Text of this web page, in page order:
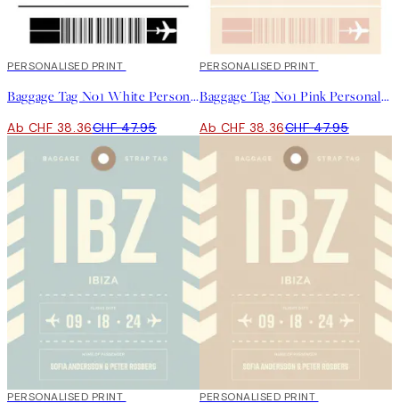
20%*
PERSONALISED PRINT
Baggage Tag No1 White Personal Poster
Ab CHF 38.36CHF 47.95
20%*
PERSONALISED PRINT
Baggage Tag No1 Pink Personal Poster
Ab CHF 38.36CHF 47.95
20%*
PERSONALISED PRINT 20%*
PERSONALISED PRINT